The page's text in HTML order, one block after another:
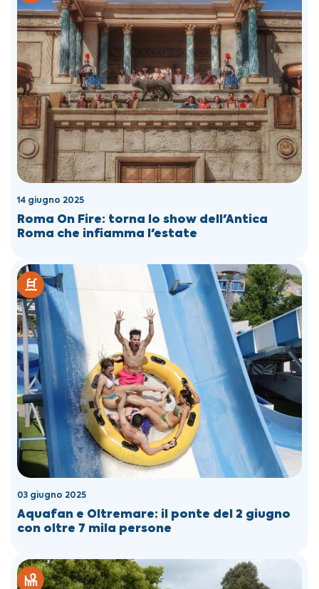
14 giugno 2025
Roma On Fire: torna lo show dell'Antica
Roma che infiamma l'estate
03 giugno 2025
Aquafan e Oltremare: il ponte del 2 giugno
con oltre 7 mila persone